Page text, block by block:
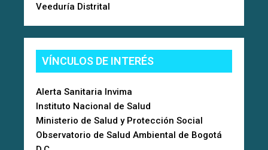
Veeduría Distrital
VÍNCULOS DE INTERÉS
Alerta Sanitaria Invima
Instituto Nacional de Salud
Ministerio de Salud y Protección Social
Observatorio de Salud Ambiental de Bogotá